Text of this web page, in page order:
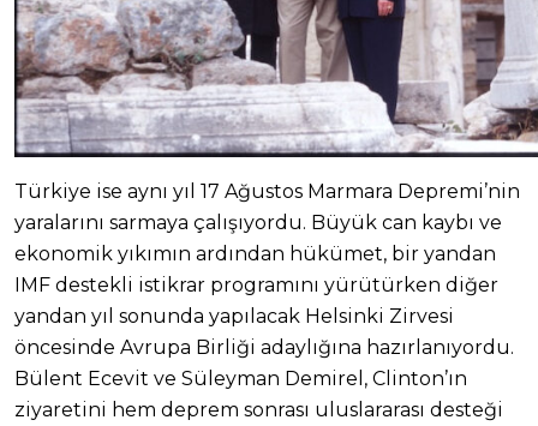
Türkiye ise aynı yıl 17 Ağustos Marmara Depremi’nin
yaralarını sarmaya çalışıyordu. Büyük can kaybı ve
ekonomik yıkımın ardından hükümet, bir yandan
IMF destekli istikrar programını yürütürken diğer
yandan yıl sonunda yapılacak Helsinki Zirvesi
öncesinde Avrupa Birliği adaylığına hazırlanıyordu.
Bülent Ecevit ve Süleyman Demirel, Clinton’ın
ziyaretini hem deprem sonrası uluslararası desteği